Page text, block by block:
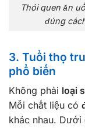
Thói quen ăn
đúng
3. Tuổi thọ
phổ biến
Không phải loại
Mỗi chất liệu có
khác nhau.